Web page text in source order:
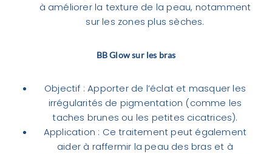
à améliorer la texture de la peau, notamment
sur les zones plus sèches.
BB Glow sur les bras
Objectif : Apporter de l’éclat et masquer les
irrégularités de pigmentation (comme les
taches brunes ou les petites cicatrices).
Application : Ce traitement peut également
aider à raffermir la peau des bras et à